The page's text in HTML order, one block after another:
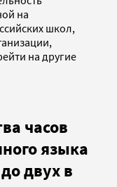
на
школ,
на другие
часов
языка
двух в